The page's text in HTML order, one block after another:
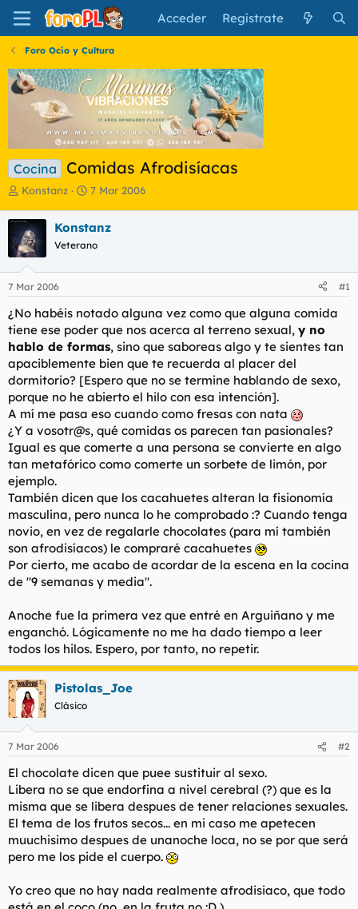
Acceder Regístrate
Foro Ocio y Cultura
Cocina Comidas Afrodisíacas
I
i
c
i
a
d
o
d
e
l
t
e
a
Konstanz
F
h
a
e
i
c
i
o
7 Mar 2006
Konstanz
Veterano
7 Mar 2006 #1
¿No habéis notado alguna vez como que alguna comida
tiene ese poder que nos acerca al terreno sexual, y no
hablo de formas, sino que saboreas algo y te sientes tan
apaciblemente bien que te recuerda al placer del
dormitorio? [Espero que no se termine hablando de sexo,
porque no he abierto el hilo con esa intención].
A mí me pasa eso cuando como fresas con nata
¿Y a vosotr@s, qué comidas os parecen tan pasionales?
Igual es que comerte a una persona se convierte en algo
tan metafórico como comerte un sorbete de limón, por
ejemplo.
También dicen que los cacahuetes alteran la fisionomía
masculina, pero nunca lo he comprobado :? Cuando tenga
novio, en vez de regalarle chocolates (para mí también
son afrodisíacos) le compraré cacahuetes
Por cierto, me acabo de acordar de la escena en la cocina
de "9 semanas y media".
Anoche fue la primera vez que entré en Arguiñano y me
enganchó. Lógicamente no me ha dado tiempo a leer
todos los hilos. Espero, por tanto, no repetir.
Pistolas_Joe
Clásico
7 Mar 2006 #2
El chocolate dicen que puee sustituir al sexo.
Libera no se que endorfina a nivel cerebral (?) que es la
misma que se libera despues de tener relaciones sexuales.
El tema de los frutos secos... en mi caso me apetecen
muuchisimo despues de unanoche loca, no se por que será
pero me los pide el cuerpo.
Yo creo que no hay nada realmente afrodisiaco, que todo